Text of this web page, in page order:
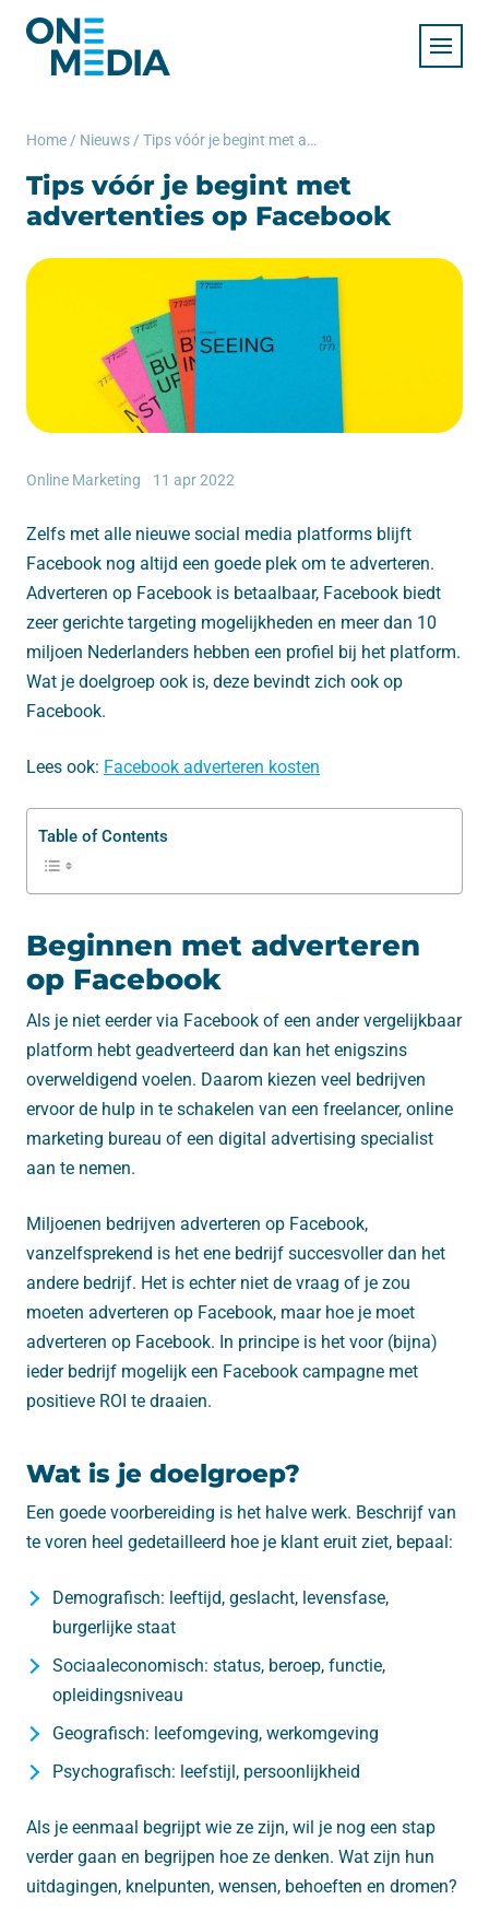
Home / Nieuws / Tips vóór je begint met advertenties op Facebook
Tips vóór je begint met
advertenties op Facebook
Online Marketing 11 apr 2022
Zelfs met alle nieuwe social media platforms blijft
Facebook nog altijd een goede plek om te adverteren.
Adverteren op Facebook is betaalbaar, Facebook biedt
zeer gerichte targeting mogelijkheden en meer dan 10
miljoen Nederlanders hebben een profiel bij het platform.
Wat je doelgroep ook is, deze bevindt zich ook op
Facebook.
Lees ook: Facebook adverteren kosten
Table of Contents
Beginnen met adverteren
op Facebook
Als je niet eerder via Facebook of een ander vergelijkbaar
platform hebt geadverteerd dan kan het enigszins
overweldigend voelen. Daarom kiezen veel bedrijven
ervoor de hulp in te schakelen van een freelancer, online
marketing bureau of een digital advertising specialist
aan te nemen.
Miljoenen bedrijven adverteren op Facebook,
vanzelfsprekend is het ene bedrijf succesvoller dan het
andere bedrijf. Het is echter niet de vraag of je zou
moeten adverteren op Facebook, maar hoe je moet
adverteren op Facebook. In principe is het voor (bijna)
ieder bedrijf mogelijk een Facebook campagne met
positieve ROI te draaien.
Wat is je doelgroep?
Een goede voorbereiding is het halve werk. Beschrijf van
te voren heel gedetailleerd hoe je klant eruit ziet, bepaal:
Demografisch: leeftijd, geslacht, levensfase,
burgerlijke staat
Sociaaleconomisch: status, beroep, functie,
opleidingsniveau
Geografisch: leefomgeving, werkomgeving
Psychografisch: leefstijl, persoonlijkheid
Als je eenmaal begrijpt wie ze zijn, wil je nog een stap
verder gaan en begrijpen hoe ze denken. Wat zijn hun
uitdagingen, knelpunten, wensen, behoeften en dromen?